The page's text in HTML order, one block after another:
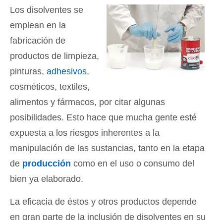
Los disolventes se
emplean en la
fabricación de
productos de limpieza,
pinturas, adhesivos,
cosméticos, textiles,
alimentos y fármacos, por citar algunas
posibilidades. Esto hace que mucha gente esté
expuesta a los riesgos inherentes a la
manipulación de las sustancias, tanto en la etapa
de producción como en el uso o consumo del
bien ya elaborado.
La eficacia de éstos y otros productos depende
en gran parte de la inclusión de disolventes en su